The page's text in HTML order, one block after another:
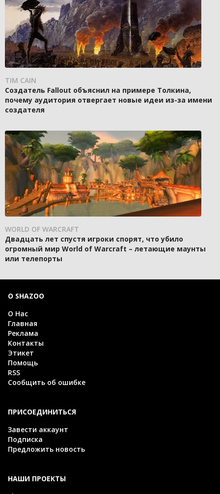
TIM CAIN
Создатель Fallout объяснил на примере Толкина,
почему аудитория отвергает новые идеи из-за имени
создателя
WORLD OF WARCRAFT
Двадцать лет спустя игроки спорят, что убило
огромный мир World of Warcraft – летающие маунты
или телепорты
О SHAZOO
О Нас
Главная
Реклама
Контакты
Этикет
Помощь
RSS
Сообщить об ошибке
ПРИСОЕДИНИТЬСЯ
Завести аккаунт
Подписка
Предложить новость
НАШИ ПРОЕКТЫ